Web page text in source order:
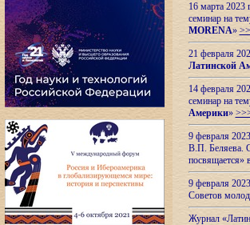
16 марта 2023
семинар на
MORENA»
21 февраля
Латинской
14 февраля
семинар на
Америки»
9 февраля
В.П. Беляева.
посвящается»
9 февраля
Советов
Журнал